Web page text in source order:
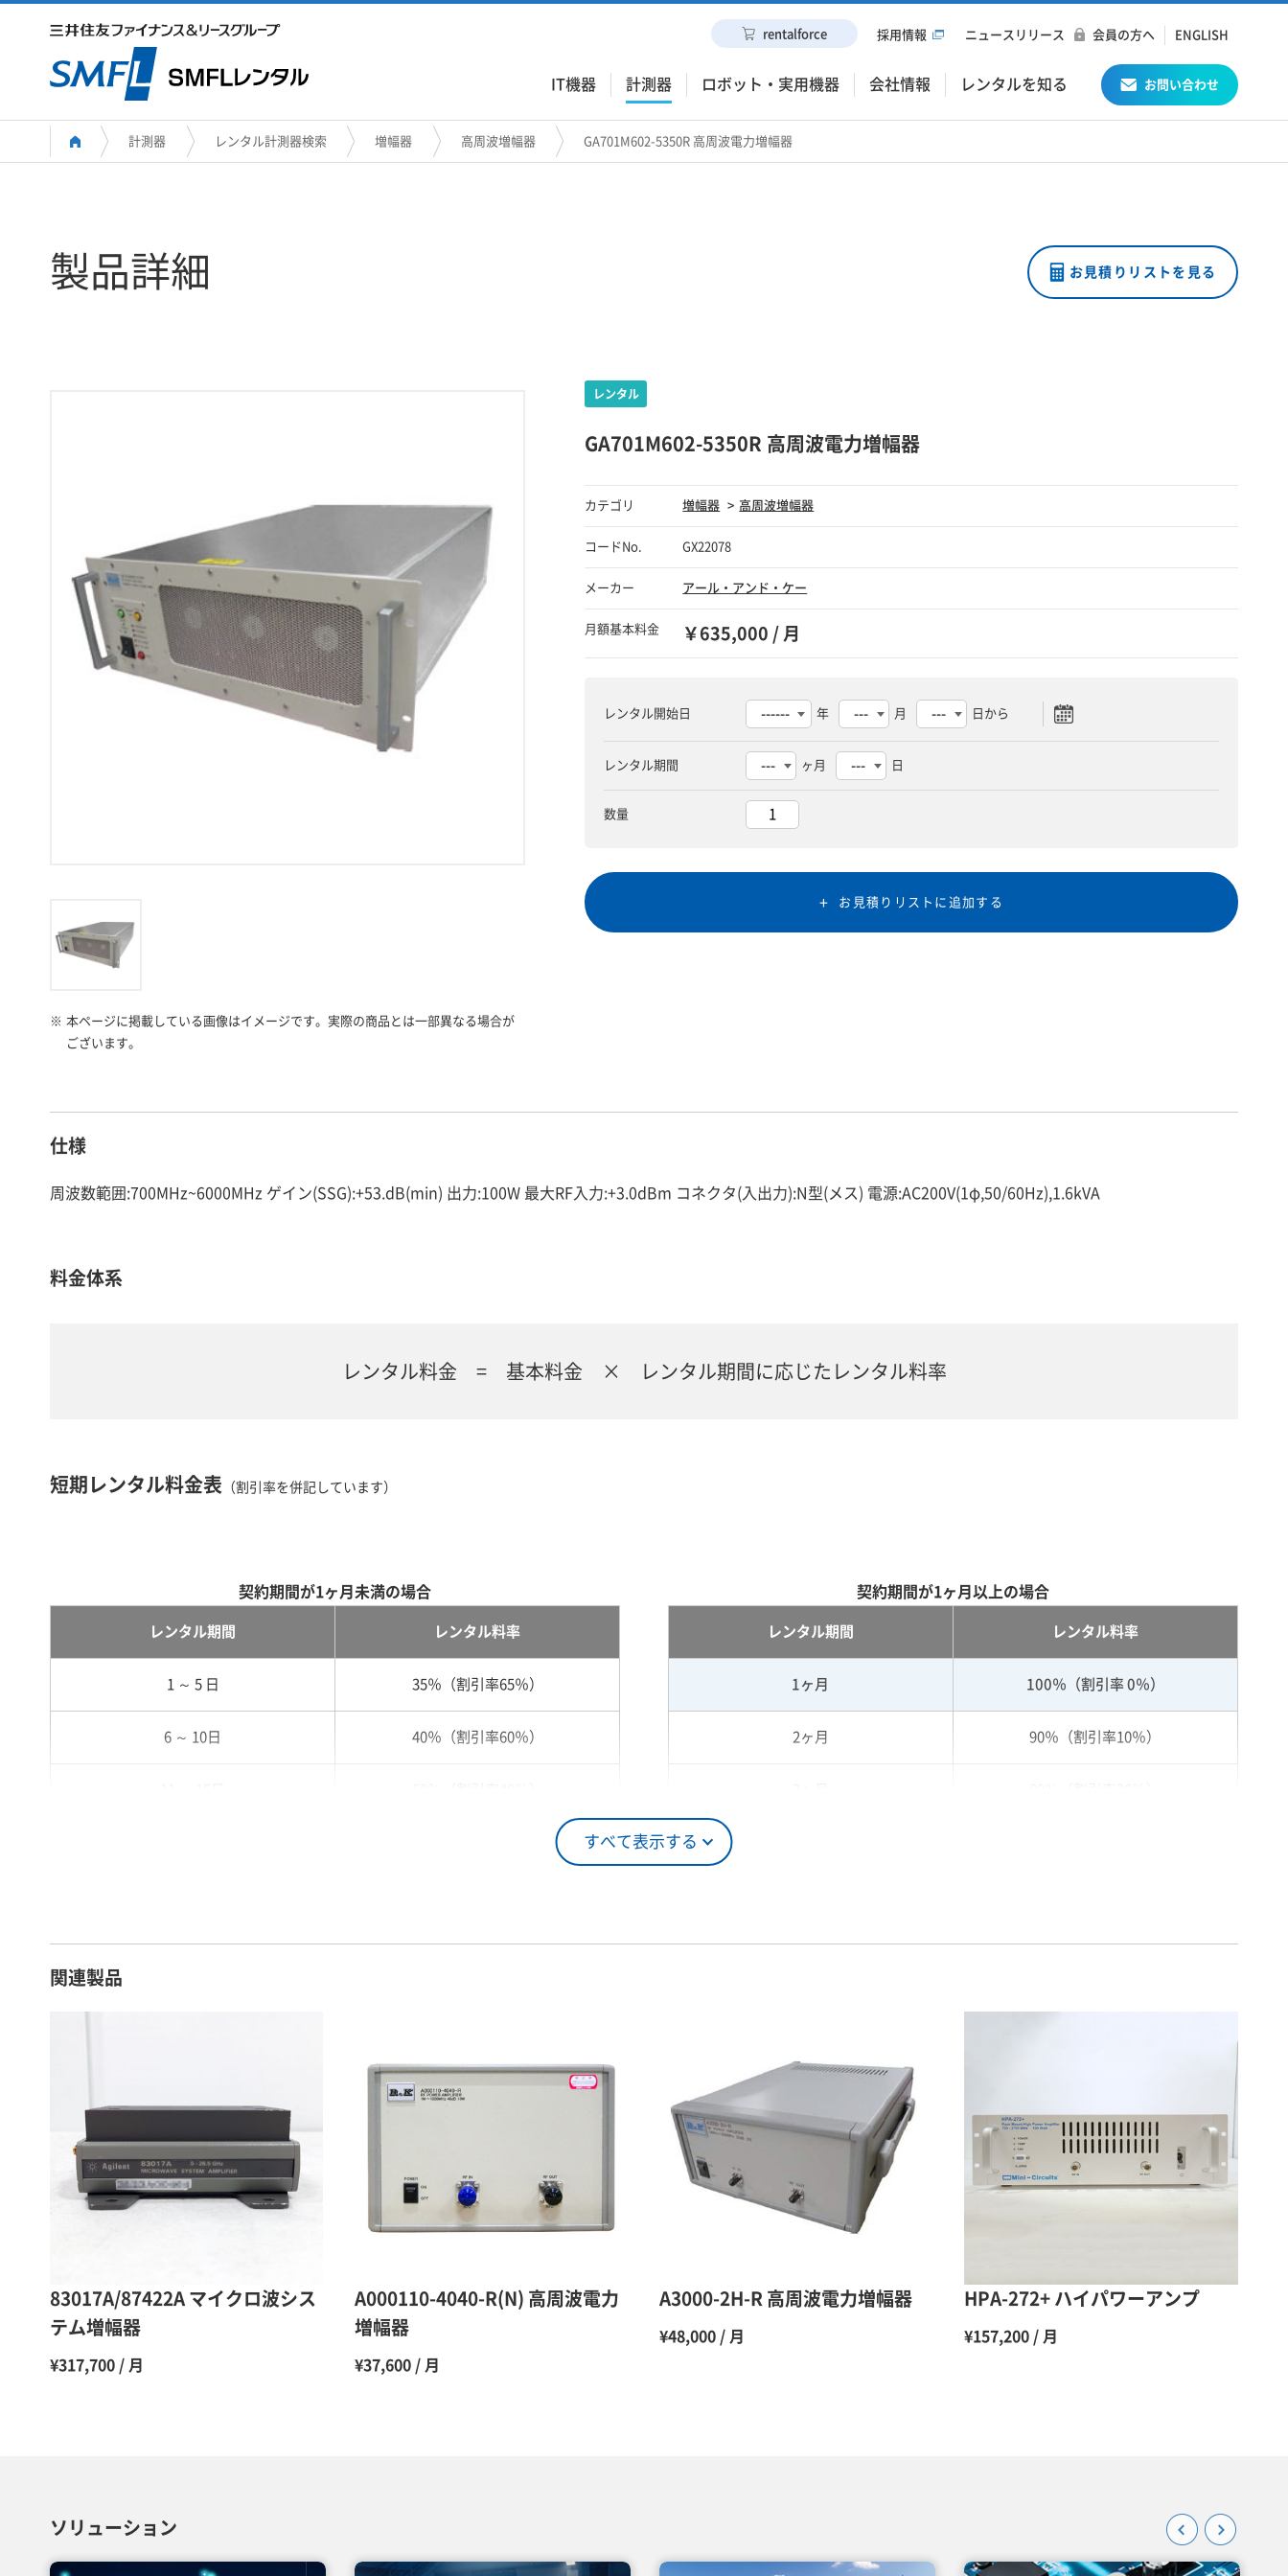
IT機器 計測器 ロボット・実用機器 会社情報 レンタルを知る お問い合わせ
rentalforce 採用情報 ニュースリリース 会員の方へ ENGLISH
計測器 レンタル計測器検索 増幅器 高周波増幅器 GA701M602-5350R 高周波電力増幅器
製品詳細 お見積りリストを見る
※ 本ページに掲載している画像はイメージです。実際の商品とは一部異なる場合が
ございます。
GA701M602-5350R 高周波電力増幅器
カテゴリ 増幅器 高周波増幅器
コードNo. GX22078
メーカー アール・アンド・ケー
月額基本料金 ￥635,000 / 月
レンタル開始日 年 月 日から
レンタル期間 ヶ月 日
数量
お見積りリストに追加する
仕様
周波数範囲:700MHz~6000MHz ゲイン(SSG):+53.dB(min) 出力:100W 最大RF入力:+3.0dBm コネクタ(入出力):N型(メス) 電源:AC200V(1φ,50/60Hz),1.6kVA
料金体系
レンタル料金 = 基本料金 × レンタル期間に応じたレンタル料率
短期レンタル料金表 （割引率を併記しています）
すべて表示する
契約期間が1ヶ月未満の場合
レンタル期間 レンタル料率
1 ～ 5 日 35％（割引率65％）
6 ～ 10日 40％（割引率60％）
26日 ～ 1ヶ月 100％（割引率 0％）
契約期間が1ヶ月以上の場合
レンタル期間 レンタル料率
1ヶ月 100％（割引率 0％）
2ヶ月 90％（割引率10％）
6ヶ月 65％（割引率35％）
48％（割引率52％）
11ヶ月
関連製品
83017A/87422A マイクロ波シス
テム増幅器
¥317,700 / 月
A000110-4040-R(N) 高周波電力
増幅器
¥37,600 / 月
A3000-2H-R 高周波電力増幅器
¥48,000 / 月
HPA-272+ ハイパワーアンプ
¥157,200 / 月
ソリューション